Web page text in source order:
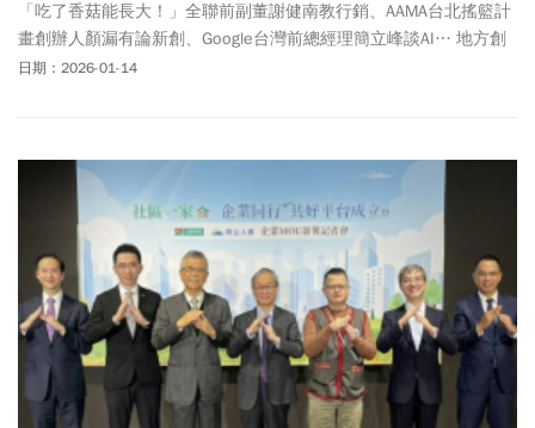
「吃了香菇能長大！」全聯前副董謝健南教行銷、AAMA台北搖籃計
畫創辦人顏漏有論新創、Google台灣前總經理簡立峰談AI… 地方創
生教母穿針引線，大師心甘情願輪番上陣，台灣地方創生基金會董
日期：2026-01-14